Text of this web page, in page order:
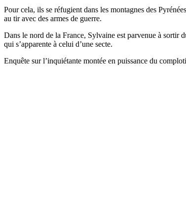
Pour cela, ils se réfugient dans les montagnes des
au tir avec des armes de guerre.
Dans le nord de la France, Sylvaine est parvenue à sortir
qui s’apparente à celui d’une secte.
Enquête sur l’inquiétante montée en puissance du